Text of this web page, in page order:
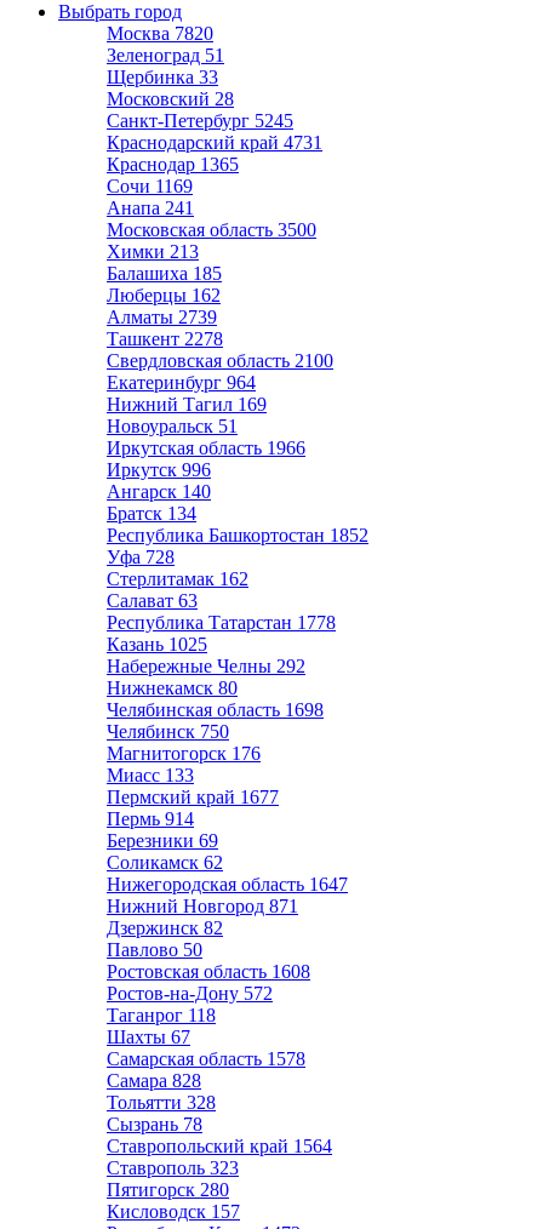
Выбрать город
Москва 7820
Зеленоград 51
Щербинка 33
Московский 28
Санкт-Петербург 5245
Краснодарский край 4731
Краснодар 1365
Сочи 1169
Анапа 241
Московская область 3500
Химки 213
Балашиха 185
Люберцы 162
Алматы 2739
Ташкент 2278
Свердловская область 2100
Екатеринбург 964
Нижний Тагил 169
Новоуральск 51
Иркутская область 1966
Иркутск 996
Ангарск 140
Братск 134
Республика Башкортостан 1852
Уфа 728
Стерлитамак 162
Салават 63
Республика Татарстан 1778
Казань 1025
Набережные Челны 292
Нижнекамск 80
Челябинская область 1698
Челябинск 750
Магнитогорск 176
Миасс 133
Пермский край 1677
Пермь 914
Березники 69
Соликамск 62
Нижегородская область 1647
Нижний Новгород 871
Дзержинск 82
Павлово 50
Ростовская область 1608
Ростов-на-Дону 572
Таганрог 118
Шахты 67
Самарская область 1578
Самара 828
Тольятти 328
Сызрань 78
Ставропольский край 1564
Ставрополь 323
Пятигорск 280
Кисловодск 157